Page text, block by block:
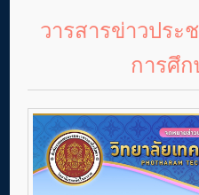
วารสารข่าวประ
การศึก